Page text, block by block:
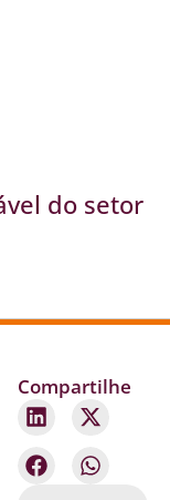
do setor
Compartilhe